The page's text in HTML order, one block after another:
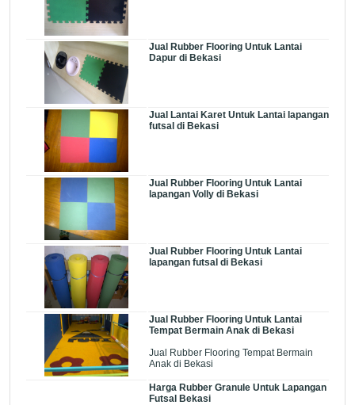
Jual Rubber Flooring Untuk Lantai
Dapur di Bekasi
Jual Lantai Karet Untuk Lantai lapangan
futsal di Bekasi
Jual Rubber Flooring Untuk Lantai
lapangan Volly di Bekasi
Jual Rubber Flooring Untuk Lantai
lapangan futsal di Bekasi
Jual Rubber Flooring Untuk Lantai
Tempat Bermain Anak di Bekasi
Jual Rubber Flooring Tempat Bermain
Anak di Bekasi
Harga Rubber Granule Untuk Lapangan
Futsal Bekasi